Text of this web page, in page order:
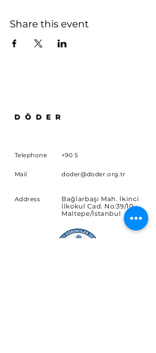
Share this event
DÖDER
Telephone +90 5
Mail doder@doder.org.tr
Address
Bağlarbaşı Mah. İkinci
İlkokul Cad. No:39/10
Maltepe/İstanbul